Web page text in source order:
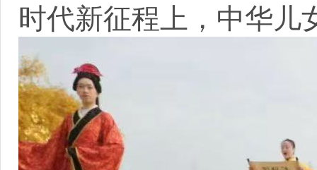
时代新征程上，中华儿